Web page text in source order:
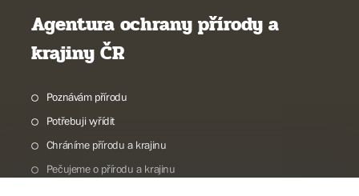
Agentura ochrany přírody a
krajiny ČR
Poznávám přírodu
Potřebuji vyřídit
Chráníme přírodu a krajinu
Pečujeme o přírodu a krajinu